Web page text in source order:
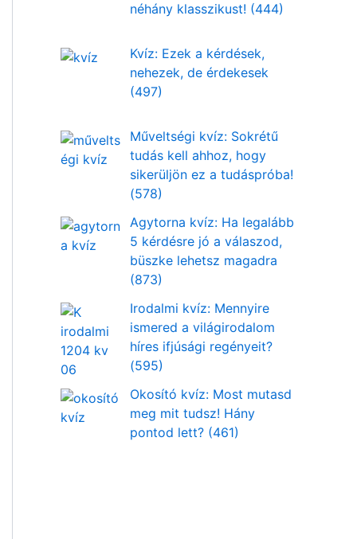
néhány klasszikust! (444)
Kvíz: Ezek a kérdések,
nehezek, de érdekesek
(497)
Műveltségi kvíz: Sokrétű
tudás kell ahhoz, hogy
sikerüljön ez a tudáspróba!
(578)
Agytorna kvíz: Ha legalább
5 kérdésre jó a válaszod,
büszke lehetsz magadra
(873)
Irodalmi kvíz: Mennyire
ismered a világirodalom
híres ifjúsági regényeit?
(595)
Okosító kvíz: Most mutasd
meg mit tudsz! Hány
pontod lett? (461)